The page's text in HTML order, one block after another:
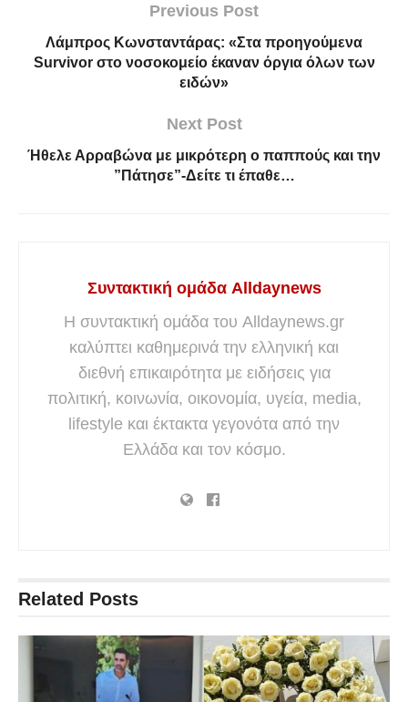
Previous Post
Λάμπρος Κωνσταντάρας: «Στα προηγούμενα
Survivor στο νοσοκομείο έκαναν όργια όλων των
ειδών»
Next Post
Ήθελε Αρραβώνα με μικρότερη ο παππούς και την
”Πάτησε”-Δείτε τι έπαθε…
Συντακτική ομάδα Alldaynews
Η συντακτική ομάδα του Alldaynews.gr
καλύπτει καθημερινά την ελληνική και
διεθνή επικαιρότητα με ειδήσεις για
πολιτική, κοινωνία, οικονομία, υγεία, media,
lifestyle και έκτακτα γεγονότα από την
Ελλάδα και τον κόσμο.
Related Posts